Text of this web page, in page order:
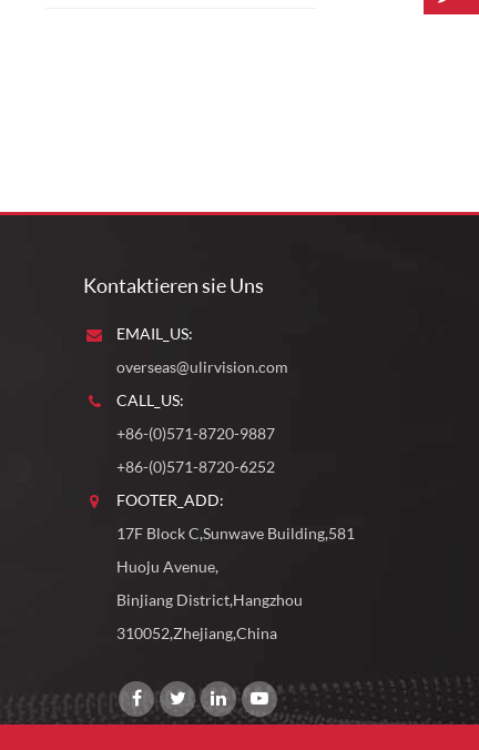
Kontaktieren sie Uns
EMAIL_US:
overseas@ulirvision.com
CALL_US:
+86-(0)571-8720-9887
+86-(0)571-8720-6252
FOOTER_ADD:
17F Block C,Sunwave Building,581
Huoju Avenue,
Binjiang District,Hangzhou
310052,Zhejiang,China